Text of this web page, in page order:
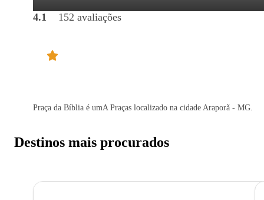
4.1 152 avaliações
Praça da Bíblia é umA Praças localizado na cidade Araporã - MG.
Destinos mais procurados